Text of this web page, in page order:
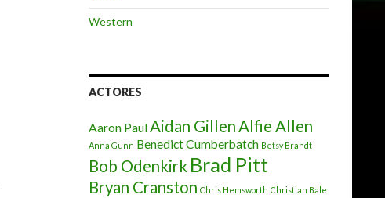
Western
ACTORES
Aaron PaulAidan GillenAlfie Allen
Anna Gunn Benedict Cumberbatch Betsy Brandt
Bob Odenkirk Brad Pitt
Bryan Cranston Chris Hemsworth Christian Bale